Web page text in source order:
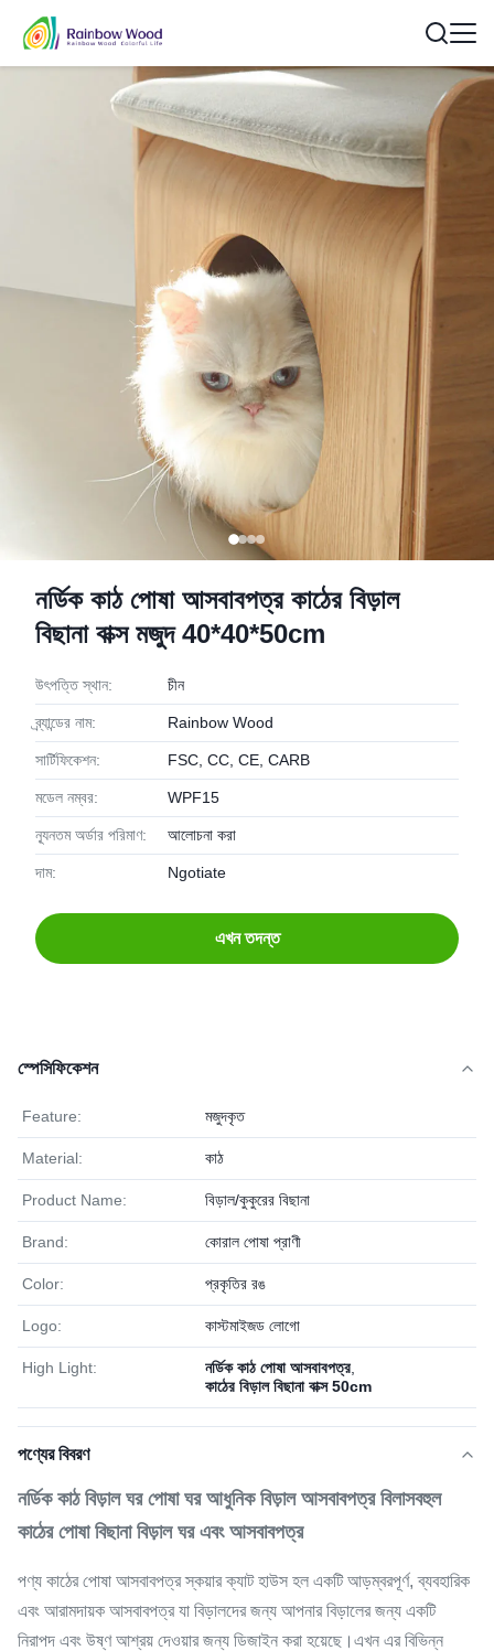
নর্ডিক কাঠ পোষা আসবাবপত্র কাঠের বিড়াল
বিছানা বাক্স মজুদ 40*40*50cm
উৎপত্তি স্থান: চীন
ব্র্যান্ডের নাম: Rainbow Wood
সার্টিফিকেশন: FSC, CC, CE, CARB
মডেল নম্বর: WPF15
ন্যূনতম অর্ডার পরিমাণ: আলোচনা করা
দাম: Ngotiate
এখন তদন্ত
স্পেসিফিকেশন
Feature: মজুদকৃত
Material: কাঠ
Product Name: বিড়াল/কুকুরের বিছানা
Brand: কোরাল পোষা প্রাণী
Color: প্রকৃতির রঙ
Logo: কাস্টমাইজড লোগো
High Light: নর্ডিক কাঠ পোষা আসবাবপত্র
কাঠের বিড়াল বিছানা বাক্স 50cm
পণ্যের বিবরণ
নর্ডিক কাঠ বিড়াল ঘর পোষা ঘর আধুনিক বিড়াল আসবাবপত্র বিলাসবহুল
কাঠের পোষা বিছানা বিড়াল ঘর এবং আসবাবপত্র
পণ্য কাঠের পোষা আসবাবপত্র স্কয়ার ক্যাট হাউস হল একটি আড়ম্বরপূর্ণ, ব্যবহারিক
এবং আরামদায়ক আসবাবপত্র যা বিড়ালদের জন্য আপনার বিড়ালের জন্য একটি
নিরাপদ এবং উষ্ণ আশ্রয় দেওয়ার জন্য ডিজাইন করা হয়েছে।এখন এর বিভিন্ন